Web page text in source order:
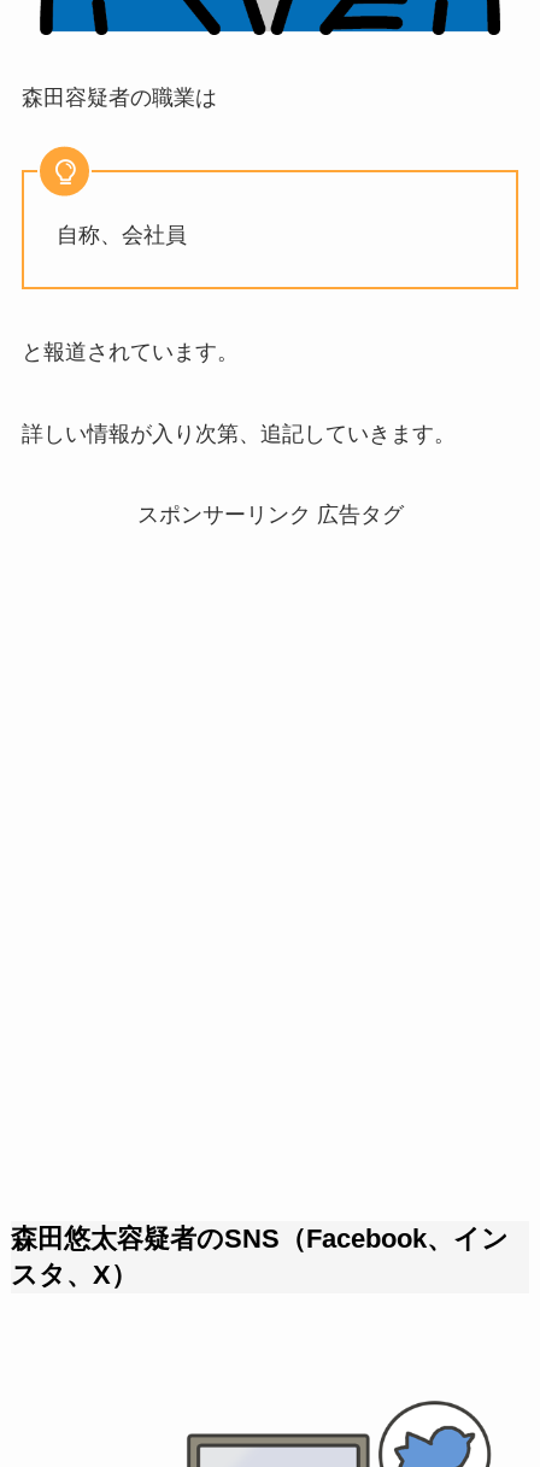
森田容疑者の職業は
自称、会社員
と報道されています。
詳しい情報が入り次第、追記していきます。
スポンサーリンク 広告タグ
森田悠太容疑者のSNS（Facebook、イン
スタ、X）